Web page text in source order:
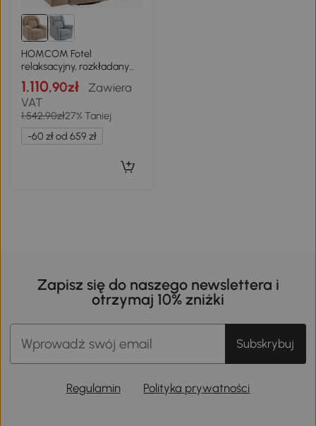
HOMCOM Fotel
relaksacyjny, rozkładany
fotel obrotowy 360° z
miękką aksamitną tkaniną,
szerokim siedziskiem, do
salonu, Khaki
1.110,90zł
Zawiera
VAT
1.542,90zł27% Taniej
-60 zł od 659 zł
Zapisz się do naszego newslettera i
otrzymaj 10% zniżki
Subskrybuj
Regulamin Polityka prywatności